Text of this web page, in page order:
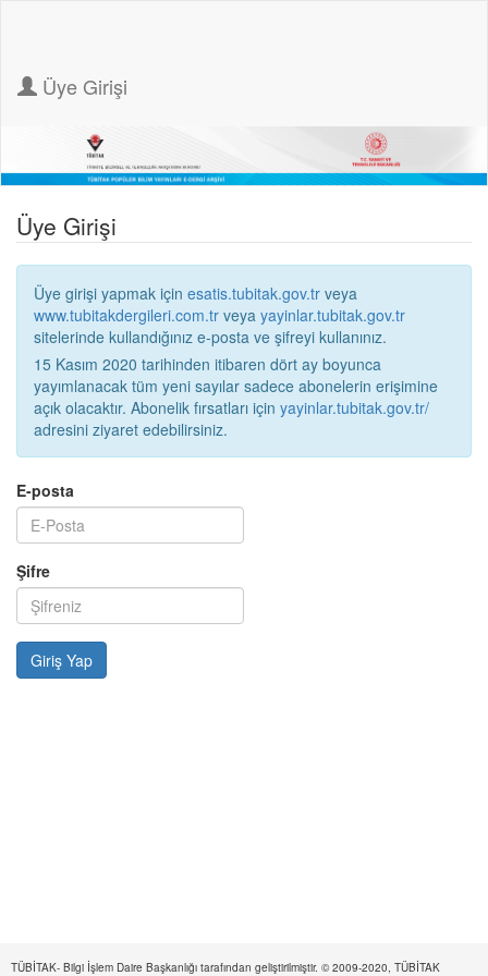
Üye Girişi
Üye Girişi
Üye girişi yapmak için esatis.tubitak.gov.tr veya
www.tubitakdergileri.com.tr veya yayinlar.tubitak.gov.tr
sitelerinde kullandığınız e-posta ve şifreyi kullanınız.
15 Kasım 2020 tarihinden itibaren dört ay boyunca
yayımlanacak tüm yeni sayılar sadece abonelerin erişimine
açık olacaktır. Abonelik fırsatları için yayinlar.tubitak.gov.tr/
adresini ziyaret edebilirsiniz.
E-posta
Şifre
TÜBİTAK- Bilgi İşlem Daire Başkanlığı tarafından geliştirilmiştir. © 2009-2020, TÜBİTAK